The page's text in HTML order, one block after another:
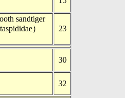
sandtiger
）
23
30
32